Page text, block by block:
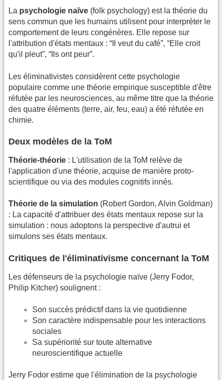
La psychologie naïve (folk psychology) est la théorie du
sens commun que les humains utilisent pour interpréter le
comportement de leurs congénères. Elle repose sur
l'attribution d'états mentaux : “Il veut du café”, “Elle croit
qu'il pleut”, “Ils ont peur”.
Les éliminativistes considèrent cette psychologie
populaire comme une théorie empirique susceptible d'être
réfutée par les neurosciences, au même titre que la théorie
des quatre éléments (terre, air, feu, eau) a été réfutée en
chimie.
Deux modèles de la ToM
Théorie-théorie : L'utilisation de la ToM relève de
l'application d'une théorie, acquise de manière proto-
scientifique ou via des modules cognitifs innés.
Théorie de la simulation (Robert Gordon, Alvin Goldman)
: La capacité d'attribuer des états mentaux repose sur la
simulation : nous adoptons la perspective d'autrui et
simulons ses états mentaux.
Critiques de l'éliminativisme concernant la ToM
Les défenseurs de la psychologie naïve (Jerry Fodor,
Philip Kitcher) soulignent :
Son succès prédictif dans la vie quotidienne
Son caractère indispensable pour les interactions
sociales
Sa supériorité sur toute alternative
neuroscientifique actuelle
Jerry Fodor estime que l'élimination de la psychologie